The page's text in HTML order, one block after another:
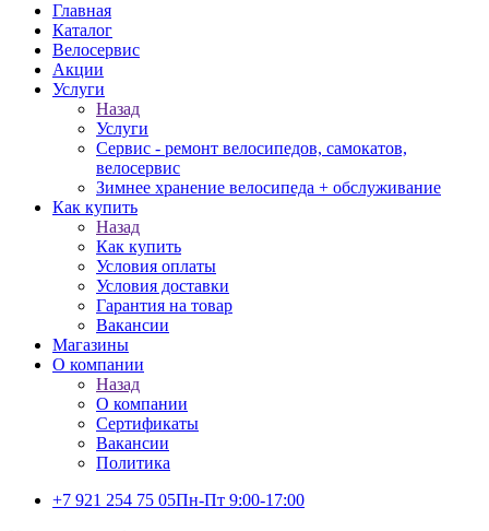
Главная
Каталог
Велосервис
Акции
Услуги
Назад
Услуги
Сервис - ремонт велосипедов, самокатов,
велосервис
Зимнее хранение велосипеда + обслуживание
Как купить
Назад
Как купить
Условия оплаты
Условия доставки
Гарантия на товар
Вакансии
Магазины
О компании
Назад
О компании
Сертификаты
Вакансии
Политика
+7 921 254 75 05Пн-Пт 9:00-17:00